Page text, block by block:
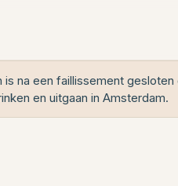
na een faillissement
en uitgaan in Amsterdam.